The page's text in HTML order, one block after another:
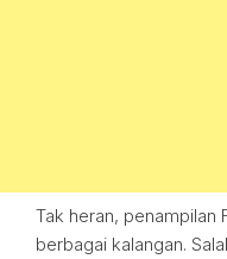
Tak heran, penampilan
berbagai kalangan.